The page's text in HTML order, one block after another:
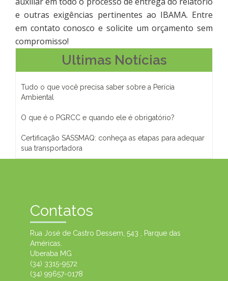
e outras exigências pertinentes ao IBAMA. Entre
em contato conosco e solicite um orçamento sem
compromisso!
Ultimas Notícias
Tudo o que você precisa saber sobre a Perícia
Ambiental
O que é o PGRCC e quando ele é obrigatório?
Certificação SASSMAQ: conheça as etapas para adequar
sua transportadora
Contatos
Rua José de Castro Dessem, 543 , Parque das
Américas.
Uberaba MG
(34) 3315-9572
(34) 99657-0178